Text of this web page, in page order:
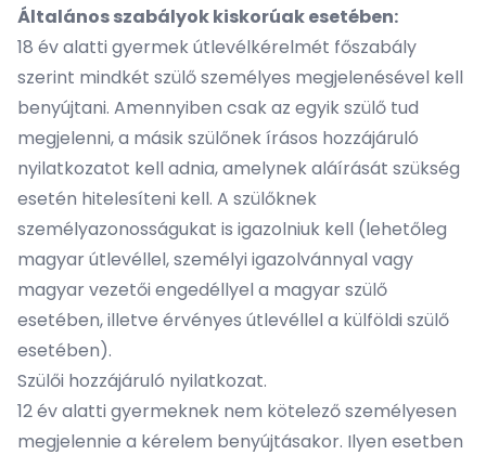
Általános szabályok kiskorúak esetében:
18 év alatti gyermek útlevélkérelmét főszabály
szerint mindkét szülő személyes megjelenésével kell
benyújtani. Amennyiben csak az egyik szülő tud
megjelenni, a másik szülőnek írásos hozzájáruló
nyilatkozatot kell adnia, amelynek aláírását szükség
esetén hitelesíteni kell. A szülőknek
személyazonosságukat is igazolniuk kell (lehetőleg
magyar útlevéllel, személyi igazolvánnyal vagy
magyar vezetői engedéllyel a magyar szülő
esetében, illetve érvényes útlevéllel a külföldi szülő
esetében).
Szülői hozzájáruló nyilatkozat.
12 év alatti gyermeknek nem kötelező személyesen
megjelennie a kérelem benyújtásakor. Ilyen esetben